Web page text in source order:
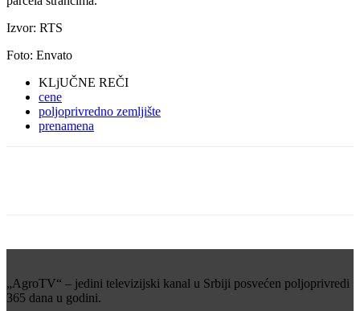
Izvor: RTS
Foto: Envato
KLjUČNE REČI
cene
poljoprivredno zemljište
prenamena
„AgroTV“ – jedini televizijski kanal u Srbiji posvećen poljoprivredi
365 dana u godini.